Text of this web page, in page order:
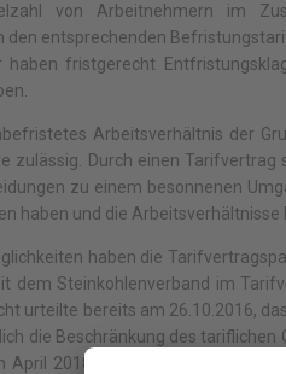
von Arbeitnehmern im
den entsprechenden
haben fristgerecht
Arbeitsverhältnis der
zulässig. Durch einen
zu einem besonnenen
haben und die
haben die
dem Steinkohlenverband im
urteilte bereits am 26.10.2016,
die Beschränkung des
April 2018 vom